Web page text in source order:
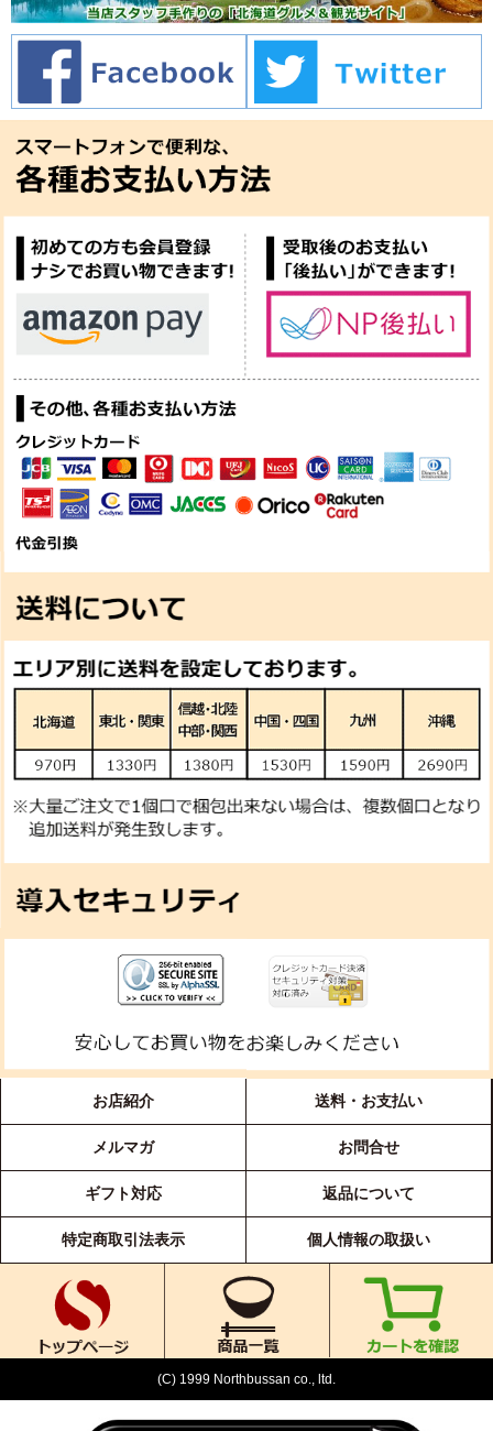
お店紹介 送料・お支払い
メルマガ お問合せ
ギフト対応 返品について
特定商取引法表示 個人情報の取扱い
(C) 1999 Northbussan co., ltd.